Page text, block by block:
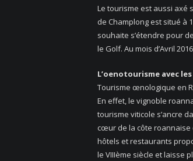
Le tourisme est aussi axé
de Champlong est situé à
souhaite s’étendre pour
le Golf. Au mois d’Avril
L’oenotourisme avec
Tourisme œnologique en
En effet, le vignoble
tourisme viticole s’ancre
cœur de la côte roannaise
hôtels et restaurants
le VIIIème siècle et laisse